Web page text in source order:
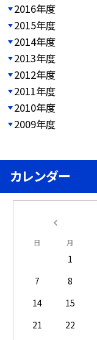
2016年度
2015年度
2014年度
2013年度
2012年度
2011年度
2010年度
2009年度
カレンダー
日 月
1
7
8
14
15
21
22